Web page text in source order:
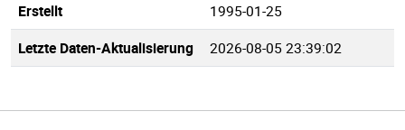
Erstellt
1995-01-25
Letzte Daten-Aktualisierung
2026-08-05 23:39:02